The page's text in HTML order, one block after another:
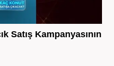
Satış Kampanyasının